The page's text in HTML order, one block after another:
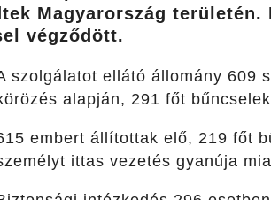
Magyarország
végződött.
szolgálatot ellátó állomány 609
alapján, 291 főt
embert állítottak elő, 219 főt
ittas vezetés gyanúja